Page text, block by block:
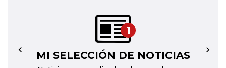
1
MI SELECCIÓN DE NOTICIAS
← →